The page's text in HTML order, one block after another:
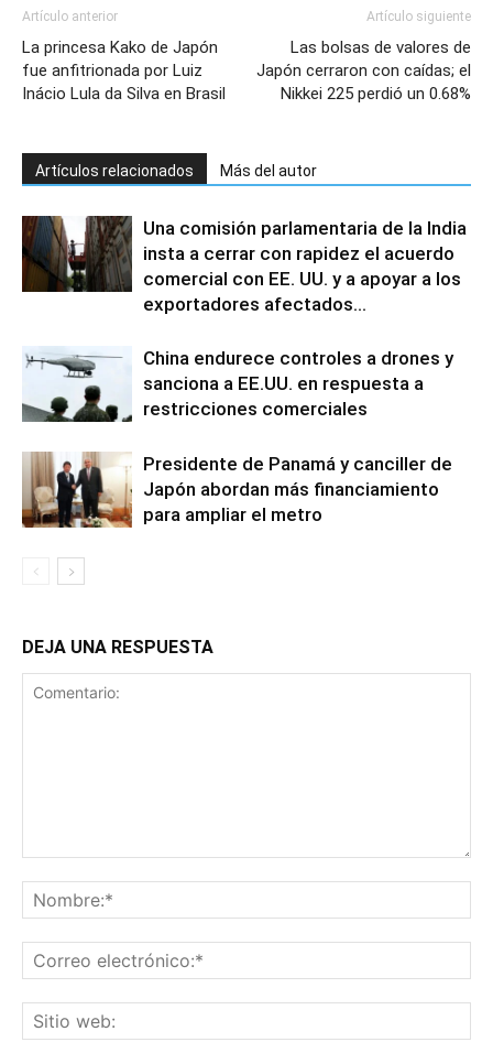
Artículo anterior
La princesa Kako de Japón
fue anfitrionada por Luiz
Inácio Lula da Silva en Brasil
Artículo siguiente
Las bolsas de valores de
Japón cerraron con caídas; el
Nikkei 225 perdió un 0.68%
Artículos relacionados Más del autor
Una comisión parlamentaria de la India
insta a cerrar con rapidez el acuerdo
comercial con EE. UU. y a apoyar a los
exportadores afectados...
China endurece controles a drones y
sanciona a EE.UU. en respuesta a
restricciones comerciales
Presidente de Panamá y canciller de
Japón abordan más financiamiento
para ampliar el metro
DEJA UNA RESPUESTA